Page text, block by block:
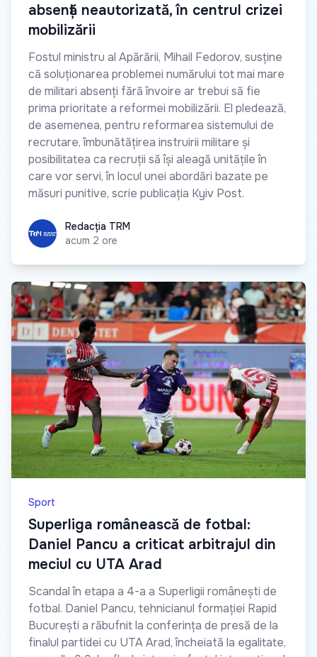
absență neautorizată, în centrul crizei
mobilizării
Fostul ministru al Apărării, Mihail Fedorov, susține
că soluționarea problemei numărului tot mai mare
de militari absenți fără învoire ar trebui să fie
prima prioritate a reformei mobilizării. El pledează,
de asemenea, pentru reformarea sistemului de
recrutare, îmbunătățirea instruirii militare și
posibilitatea ca recruții să își aleagă unitățile în
care vor servi, în locul unei abordări bazate pe
măsuri punitive, scrie publicația Kyiv Post.
Redacția TRM
Redacția TRM
acum 2 ore
Sport
Superliga românească de fotbal:
Daniel Pancu a criticat arbitrajul din
meciul cu UTA Arad
Scandal în etapa a 4-a a Superligii românești de
fotbal. Daniel Pancu, tehnicianul formației Rapid
București a răbufnit la conferința de presă de la
finalul partidei cu UTA Arad, încheiată la egalitate,